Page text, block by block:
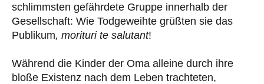
schlimmsten gefährdete Gruppe innerhalb der
Gesellschaft: Wie Todgeweihte grüßten sie das
Publikum, morituri te salutant!
Während die Kinder der Oma alleine durch ihre
bloße Existenz nach dem Leben trachteten,